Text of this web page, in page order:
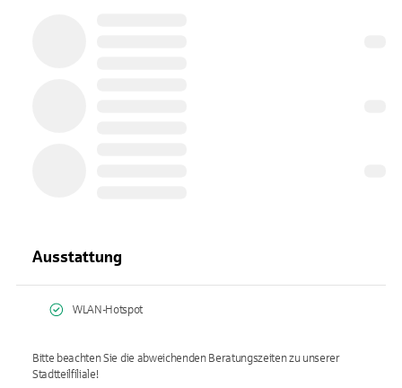
Ausstattung
WLAN-Hotspot
Bitte beachten Sie die abweichenden Beratungszeiten zu unserer
Stadtteilfiliale!